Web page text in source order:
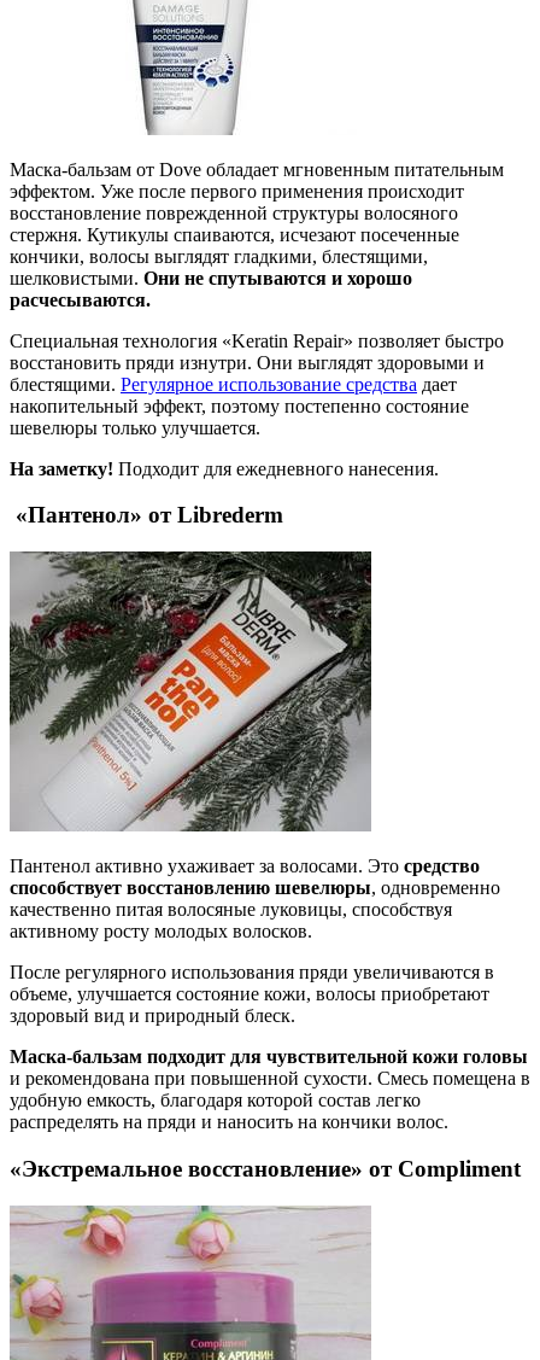
Маска-бальзам от Dove обладает мгновенным питательным
эффектом. Уже после первого применения происходит
восстановление поврежденной структуры волосяного
стержня. Кутикулы спаиваются, исчезают посеченные
кончики, волосы выглядят гладкими, блестящими,
шелковистыми. Они не спутываются и хорошо
расчесываются.
Специальная технология «Keratin Repair» позволяет быстро
восстановить пряди изнутри. Они выглядят здоровыми и
блестящими. Регулярное использование средства дает
накопительный эффект, поэтому постепенно состояние
шевелюры только улучшается.
На заметку! Подходит для ежедневного нанесения.
«Пантенол» от Librederm
Пантенол активно ухаживает за волосами. Это средство
способствует восстановлению шевелюры, одновременно
качественно питая волосяные луковицы, способствуя
активному росту молодых волосков.
После регулярного использования пряди увеличиваются в
объеме, улучшается состояние кожи, волосы приобретают
здоровый вид и природный блеск.
Маска-бальзам подходит для чувствительной кожи головы
и рекомендована при повышенной сухости. Смесь помещена в
удобную емкость, благодаря которой состав легко
распределять на пряди и наносить на кончики волос.
«Экстремальное восстановление» от Compliment